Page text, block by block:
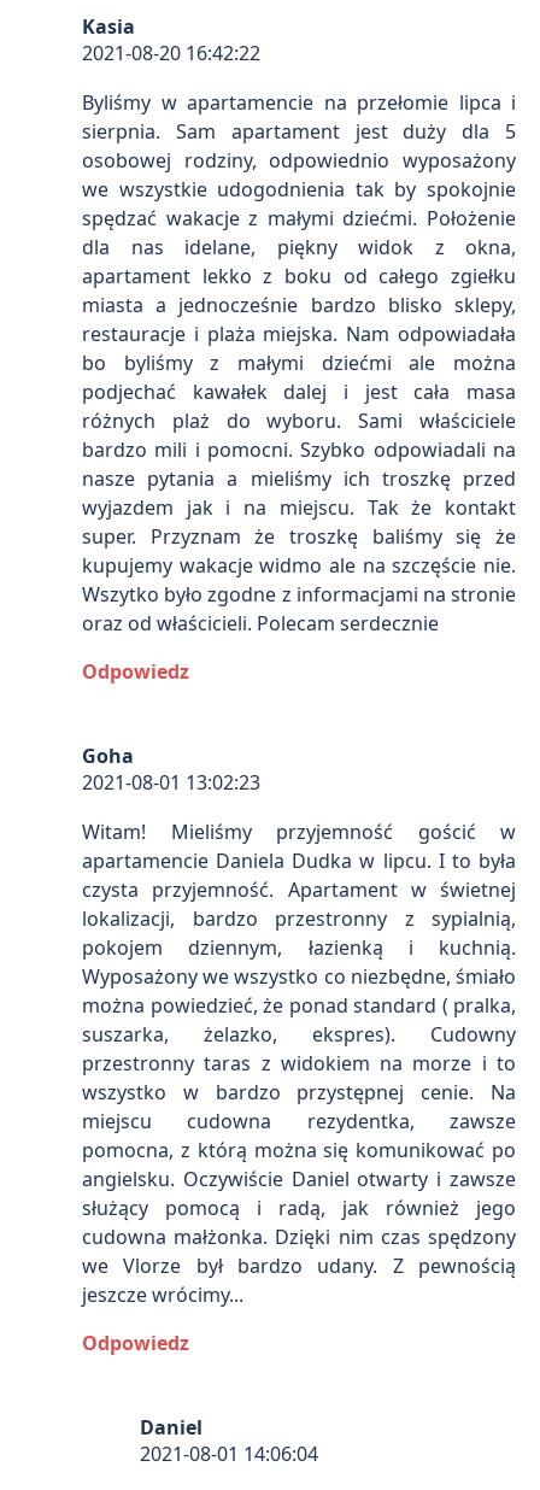
Kasia
2021-08-20 16:42:22
Byliśmy w apartamencie na przełomie lipca i
sierpnia. Sam apartament jest duży dla 5
osobowej rodziny, odpowiednio wyposażony
we wszystkie udogodnienia tak by spokojnie
spędzać wakacje z małymi dziećmi. Położenie
dla nas idelane, piękny widok z okna,
apartament lekko z boku od całego zgiełku
miasta a jednocześnie bardzo blisko sklepy,
restauracje i plaża miejska. Nam odpowiadała
bo byliśmy z małymi dziećmi ale można
podjechać kawałek dalej i jest cała masa
różnych plaż do wyboru. Sami właściciele
bardzo mili i pomocni. Szybko odpowiadali na
nasze pytania a mieliśmy ich troszkę przed
wyjazdem jak i na miejscu. Tak że kontakt
super. Przyznam że troszkę baliśmy się że
kupujemy wakacje widmo ale na szczęście nie.
Wszytko było zgodne z informacjami na stronie
oraz od właścicieli. Polecam serdecznie
Odpowiedz
Goha
2021-08-01 13:02:23
Witam! Mieliśmy przyjemność gościć w
apartamencie Daniela Dudka w lipcu. I to była
czysta przyjemność. Apartament w świetnej
lokalizacji, bardzo przestronny z sypialnią,
pokojem dziennym, łazienką i kuchnią.
Wyposażony we wszystko co niezbędne, śmiało
można powiedzieć, że ponad standard ( pralka,
suszarka, żelazko, ekspres). Cudowny
przestronny taras z widokiem na morze i to
wszystko w bardzo przystępnej cenie. Na
miejscu cudowna rezydentka, zawsze
pomocna, z którą można się komunikować po
angielsku. Oczywiście Daniel otwarty i zawsze
służący pomocą i radą, jak również jego
cudowna małżonka. Dzięki nim czas spędzony
we Vlorze był bardzo udany. Z pewnością
jeszcze wrócimy...
Odpowiedz
Daniel
2021-08-01 14:06:04